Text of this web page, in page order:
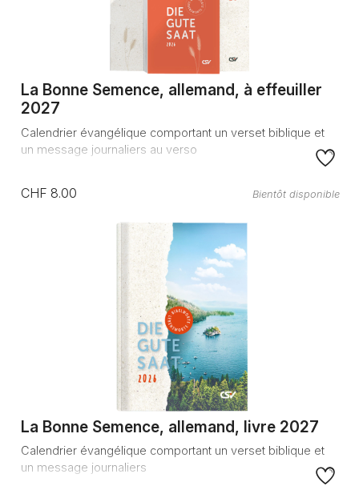
La Bonne Semence, allemand, à effeuiller
2027
Calendrier évangélique comportant un verset biblique et
un message journaliers au verso
CHF 8.00 Bientôt disponible
La Bonne Semence, allemand, livre 2027
Calendrier évangélique comportant un verset biblique et
un message journaliers